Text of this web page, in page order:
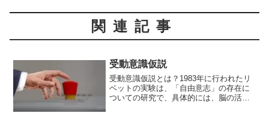
関連記事
受動意識仮説
受動意識仮説とは？1983年に行われたリ
ベットの実験は、「自由意志」の存在に
ついての研究で、具体的には、脳の活動